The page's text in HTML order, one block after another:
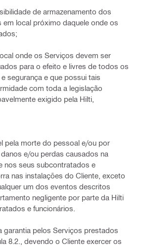
de armazenamento dos
em local próximo daquele onde os
onde os Serviços devem ser
para o efeito e livres de todos os
segurança e que possui tais
com toda a legislação
exigido pela Hilti,
pela morte do pessoal e/ou por
e/ou perdas causados na
nos seus subcontratados e
nas instalações do Cliente, exceto
um dos eventos descritos
negligente por parte da Hilti
e funcionários.
garantia pelos Serviços prestados
8.2., devendo o Cliente exercer os